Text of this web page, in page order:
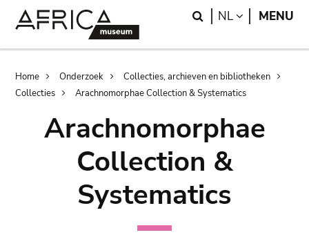
Search
NL LANGUAGE
MENU
Breadcrumb
Home Onderzoek
Collecties, archieven en bibliotheken
Collecties
Arachnomorphae Collection & Systematics
Arachnomorphae
Collection &
Systematics